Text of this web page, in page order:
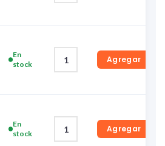
En
stock
Agregar
En
stock
Agregar